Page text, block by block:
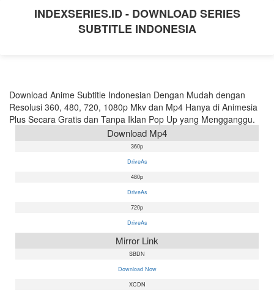
INDEXSERIES.ID - DOWNLOAD SERIES
SUBTITLE INDONESIA
Download Anime Subtitle Indonesian Dengan Mudah dengan
Resolusi 360, 480, 720, 1080p Mkv dan Mp4 Hanya di Animesia
Plus Secara Gratis dan Tanpa Iklan Pop Up yang Mengganggu.
Download Mp4
360p
DriveAs
480p
DriveAs
720p
DriveAs
Mirror Link
SBDN
Download Now
XCDN